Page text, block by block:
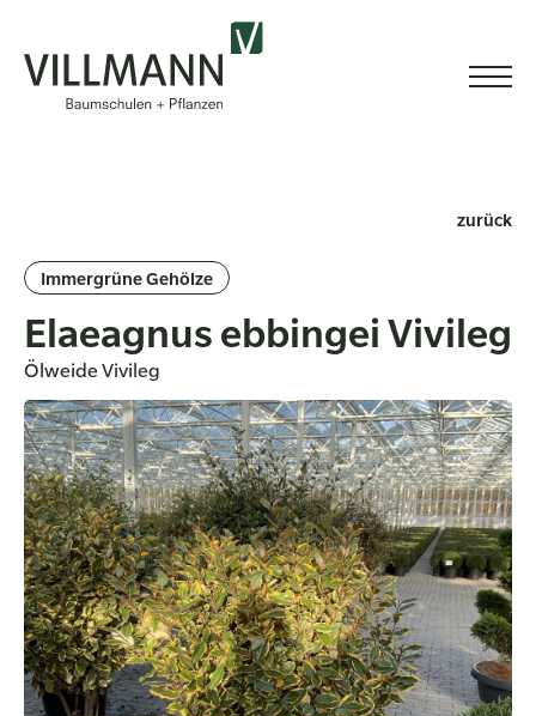
zurück
Immergrüne Gehölze
Elaeagnus ebbingei Vivileg
Ölweide Vivileg